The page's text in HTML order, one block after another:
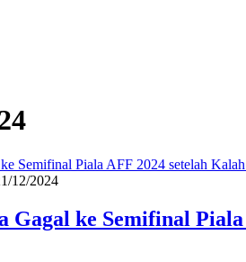
12/2024
Gagal ke Semifinal